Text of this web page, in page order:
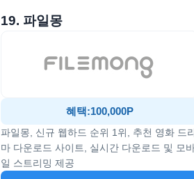
19. 파일몽
혜택:100,000P
파일몽, 신규 웹하드 순위 1위, 추천 영화 드
마 다운로드 사이트, 실시간 다운로드 및 모
일 스트리밍 제공